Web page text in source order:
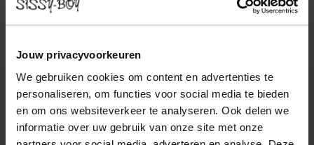
Jouw privacyvoorkeuren
We gebruiken cookies om content en advertenties te
personaliseren, om functies voor social media te bieden
en om ons websiteverkeer te analyseren. Ook delen we
informatie over uw gebruik van onze site met onze
BEKIJK WINKELVOORRAAD
Gratis verzending naar winkel
Achteraf betalen